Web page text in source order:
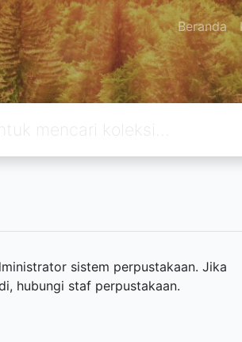
Beranda
sistem perpustakaan. Jika
hubungi staf perpustakaan.